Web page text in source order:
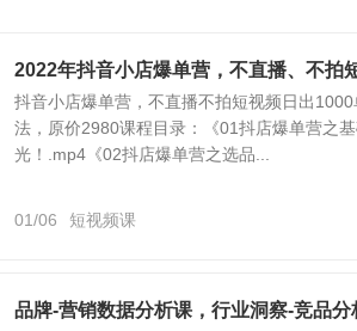
2022年抖音小店爆单营，不直播、不拍
抖音小店爆单营，不直播不拍短视频日出
法，原价2980课程目录：《01抖店爆单营之
光！.mp4《02抖店爆单营之选品...
01/06 短视频课
品牌-营销数据分析课，行业洞察-竞品